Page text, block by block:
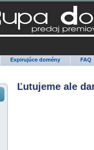
Expirujúce domény FAQ
Ľutujeme ale